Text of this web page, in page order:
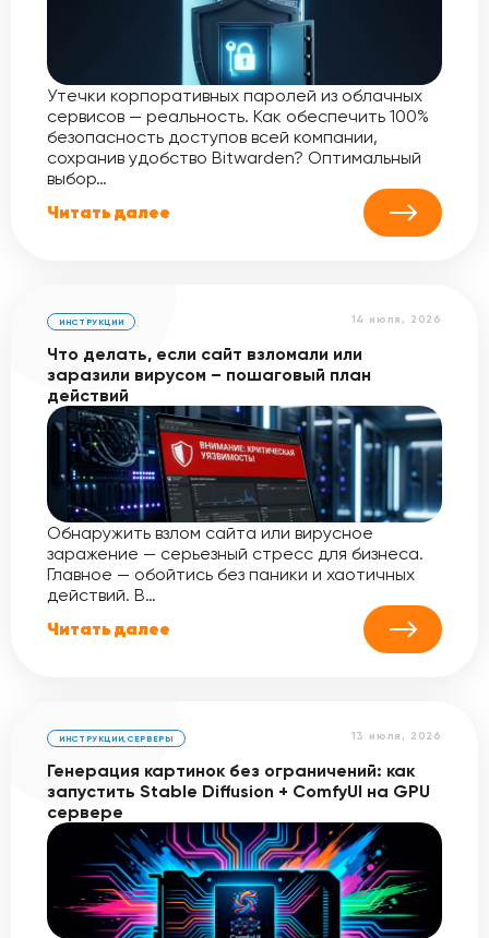
Утечки корпоративных паролей из облачных
сервисов — реальность. Как обеспечить 100%
безопасность доступов всей компании,
сохранив удобство Bitwarden? Оптимальный
выбор…
Читать далее
14 июля, 2026
ИНСТРУКЦИИ
Что делать, если сайт взломали или
заразили вирусом – пошаговый план
действий
Обнаружить взлом сайта или вирусное
заражение — серьезный стресс для бизнеса.
Главное — обойтись без паники и хаотичных
действий. В…
Читать далее
13 июля, 2026
ИНСТРУКЦИИ, СЕРВЕРЫ
Генерация картинок без ограничений: как
запустить Stable Diffusion + ComfyUI на GPU
сервере